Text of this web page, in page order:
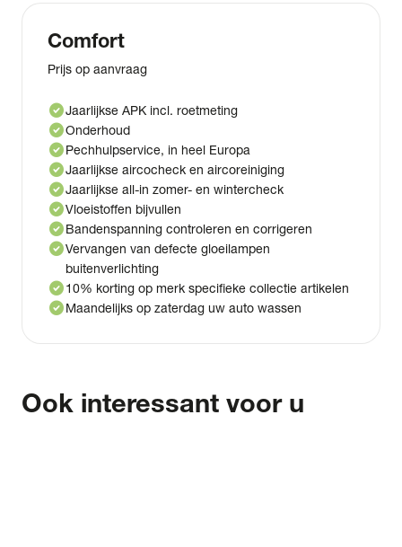
Comfort
Prijs op aanvraag
check_circleJaarlijkse APK incl. roetmeting
check_circleOnderhoud
check_circlePechhulpservice, in heel Europa
check_circleJaarlijkse aircocheck en aircoreiniging
check_circleJaarlijkse all-in zomer- en wintercheck
check_circleVloeistoffen bijvullen
check_circleBandenspanning controleren en corrigeren
check_circleVervangen van defecte gloeilampen
buitenverlichting
check_circle10% korting op merk specifieke collectie artikelen
check_circleMaandelijks op zaterdag uw auto wassen
Ook interessant voor u